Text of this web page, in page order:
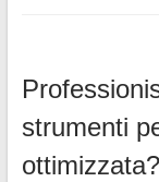
strumenti
ottimizzata?